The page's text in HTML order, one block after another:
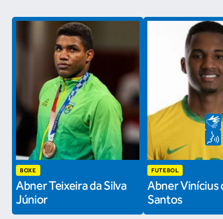
BOXE
Abner Teixeira da Silva
Júnior
FUTEBOL
Abner Vinícius
Santos